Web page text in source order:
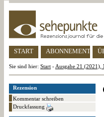
START ABONNEMENT
Sie sind hier: Start - Ausgabe 21 (2021),
Rezension
Kommentar schreiben
Druckfassung